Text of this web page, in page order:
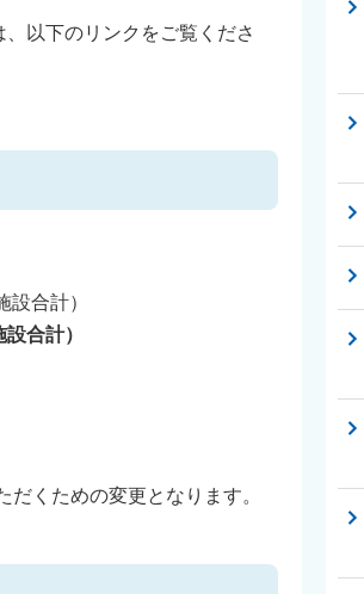
以下のリンクをご覧くださ
合計）
合計）
くための変更となります。